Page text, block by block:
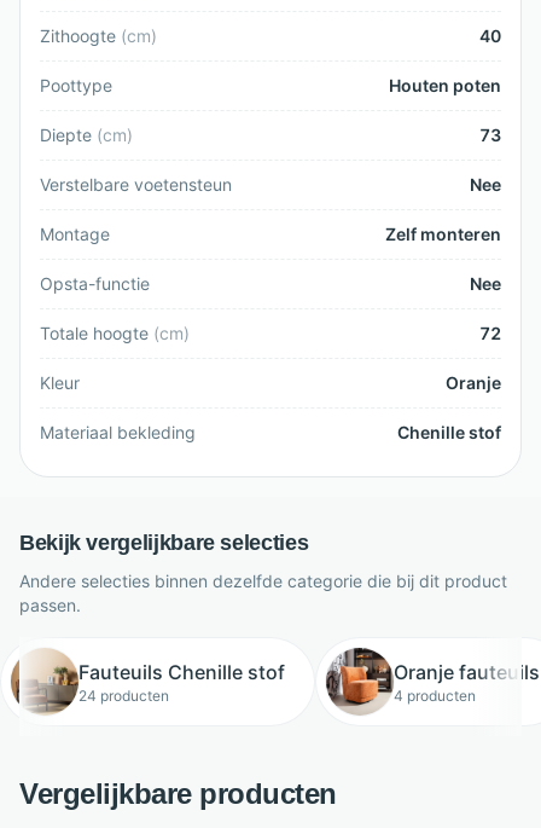
Zithoogte (cm) 40
Poottype Houten poten
Diepte (cm) 73
Verstelbare voetensteun Nee
Montage Zelf monteren
Opsta-functie Nee
Totale hoogte (cm) 72
Kleur Oranje
Materiaal bekleding Chenille stof
Bekijk vergelijkbare selecties
Andere selecties binnen dezelfde categorie die bij dit product
passen.
Fauteuils Chenille stof
24 producten
Oranje fauteuils
4 producten
Vergelijkbare producten